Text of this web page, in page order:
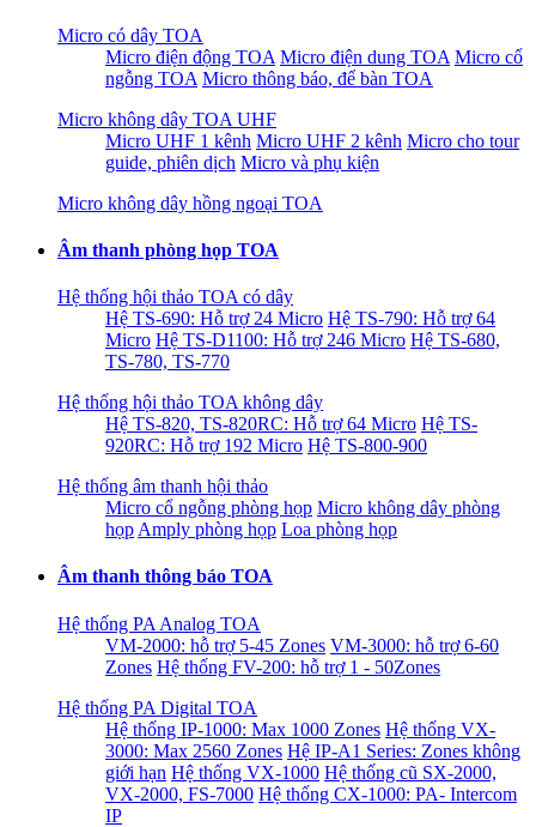
Micro có dây TOA
Micro điện động TOA Micro điện dung TOA Micro cổ
ngỗng TOA Micro thông báo, để bàn TOA
Micro không dây TOA UHF
Micro UHF 1 kênh Micro UHF 2 kênh Micro cho tour
guide, phiên dịch Micro và phụ kiện
Micro không dây hồng ngoại TOA
Âm thanh phòng họp TOA
Hệ thống hội thảo TOA có dây
Hệ TS-690: Hỗ trợ 24 Micro Hệ TS-790: Hỗ trợ 64
Micro Hệ TS-D1100: Hỗ trợ 246 Micro Hệ TS-680,
TS-780, TS-770
Hệ thống hội thảo TOA không dây
Hệ TS-820, TS-820RC: Hỗ trợ 64 Micro Hệ TS-
920RC: Hỗ trợ 192 Micro Hệ TS-800-900
Hệ thống âm thanh hội thảo
Micro cổ ngỗng phòng họp Micro không dây phòng
họp Amply phòng họp Loa phòng họp
Âm thanh thông báo TOA
Hệ thống PA Analog TOA
VM-2000: hỗ trợ 5-45 Zones VM-3000: hỗ trợ 6-60
Zones Hệ thống FV-200: hỗ trợ 1 - 50Zones
Hệ thống PA Digital TOA
Hệ thống IP-1000: Max 1000 Zones Hệ thống VX-
3000: Max 2560 Zones Hệ IP-A1 Series: Zones không
giới hạn Hệ thống VX-1000 Hệ thống cũ SX-2000,
VX-2000, FS-7000 Hệ thống CX-1000: PA- Intercom
IP